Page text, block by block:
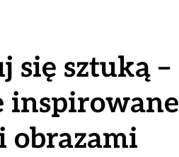
się sztuką –
inspirowane
obrazami